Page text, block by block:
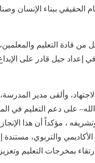
ببناء الإنسان
قادة التعليم
جيل قادر على الإبداع
وألقى مدير
الله– على دعم التعليم في
، مؤكداً أن هذا
والتربوي،
بمخرجات التعليم وتعزيز